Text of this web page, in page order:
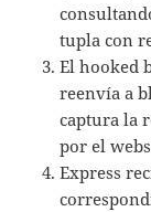
tupla con
El hooked
reenvía a
captura la
por el
Express